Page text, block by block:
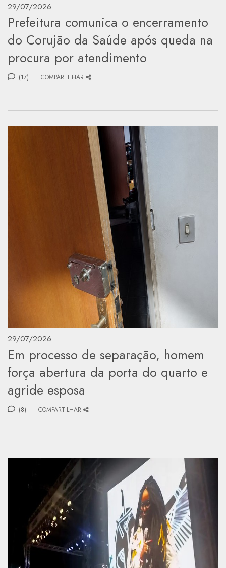
29/07/2026
Prefeitura comunica o encerramento
do Corujão da Saúde após queda na
procura por atendimento
(17) COMPARTILHAR
29/07/2026
Em processo de separação, homem
força abertura da porta do quarto e
agride esposa
(8) COMPARTILHAR